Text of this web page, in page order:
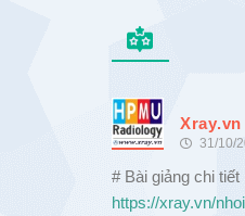
Xray.vn
31/10/
# Bài giảng chi tiết
https://xray.vn/